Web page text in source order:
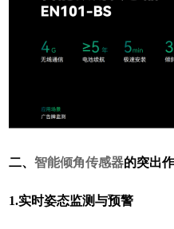
二、智能倾角传感器的突出
1.实时姿态监测与预警